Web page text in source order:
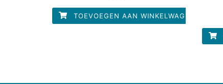
5
TOEVOEGEN AAN WINKELWAGEN